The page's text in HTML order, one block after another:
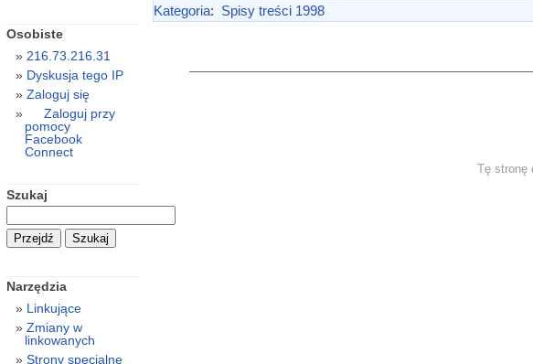
Kategoria: Spisy treści 1998
Osobiste
216.73.216.31
Dyskusja tego IP
Zaloguj się
Zaloguj przy
pomocy
Facebook
Connect
Szukaj
Narzędzia
Linkujące
Zmiany w
linkowanych
Strony specjalne
Tę stronę